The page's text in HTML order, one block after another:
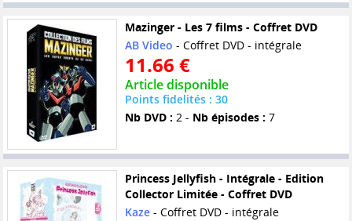
Mazinger - Les 7 films - Coffret DVD
AB Video - Coffret DVD - intégrale
11.66 €
Article disponible
Points fidelités : 30
Nb DVD : 2 - Nb épisodes : 7
Princess Jellyfish - Intégrale - Edition
Collector Limitée - Coffret DVD
Kaze- Coffret DVD - intégrale